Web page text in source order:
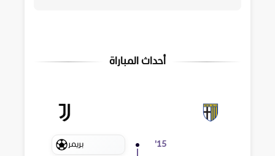
أحداث المباراة
15
' بريمر